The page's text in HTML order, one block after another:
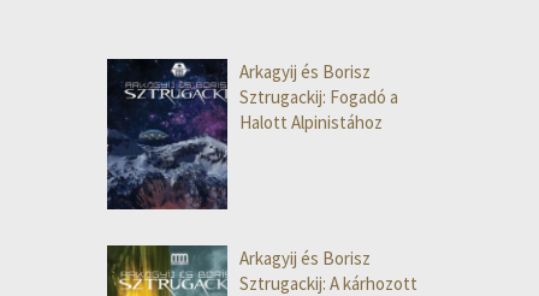
Arkagyij és Borisz
Sztrugackij: Fogadó a
Halott Alpinistához
Arkagyij és Borisz
Sztrugackij: A kárhozott